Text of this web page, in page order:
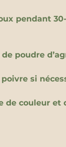
pendant
poudre
si
de couleur et